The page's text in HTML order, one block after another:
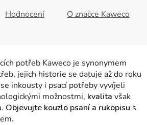
Hodnocení
O značce Kaweco
potřeb Kaweco je synonymem
jejich historie se datuje až do roku
inkousty i psací potřeby vyvíjeli
možnostmi, kvalita však
Objevujte kouzlo psaní a rukopisu s
.